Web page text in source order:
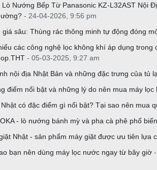
Lò Nướng Bếp Từ Panasonic KZ-L32AST Nội
- 24-04-2026, 9:56 pm
giá sâu: Thùng rác thông minh tự động đóng
các công nghệ lọc không khí áp dụng
- 05-03-2025, 9:27 am
nội địa Nhật Bản và những đặc trưng của tủ
điểm nổi bật và những lý do nên mua máy lọc
có đặc điểm gì nổi bật? Tại sao nên mua
- lò nướng bánh mỳ và pha cà phê phổ
Nhật - sản phẩm máy giặt được ưu tiên lựa
bạn nên dùng máy lọc nước ngay từ bây giờ